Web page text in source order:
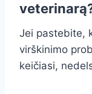
Jei pastebite,
virškinimo
keičiasi,